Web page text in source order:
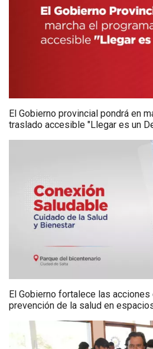
El Gobierno provincial pondrá en
traslado accesible "Llegar es un
El Gobierno fortalece las
prevención de la salud en